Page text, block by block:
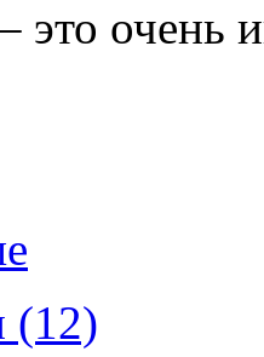
это очень
(12)